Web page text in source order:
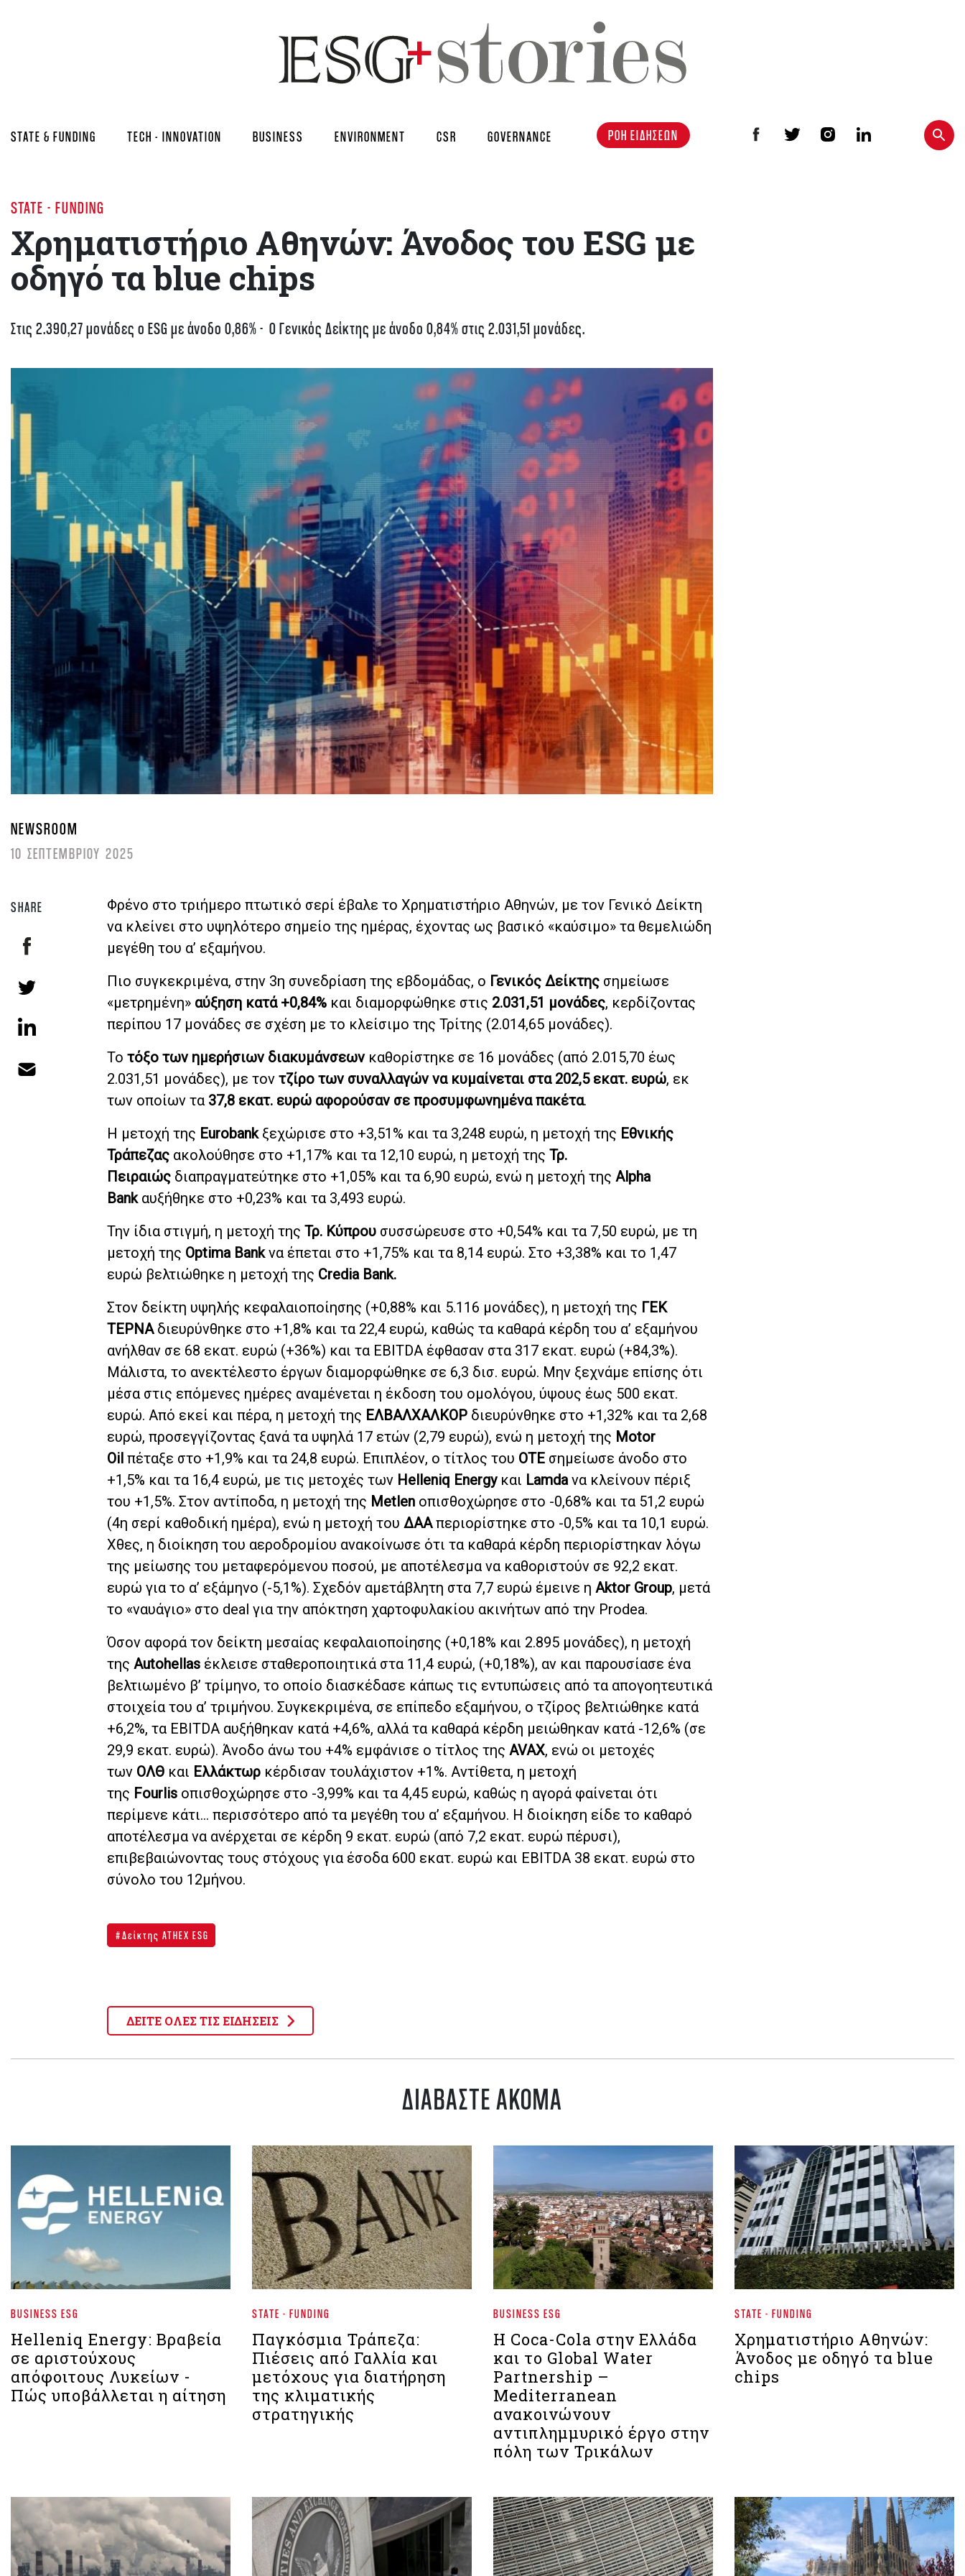
STATE & FUNDING TECH - INNOVATION BUSINESS ENVIRONMENT CSR GOVERNANCE ΡΟΗ ΕΙΔΗΣΕΩΝ
STATE - FUNDING
Χρηματιστήριο Aθηνών: Άνοδος του ESG με
οδηγό τα blue chips
Στις 2.390,27 μονάδες ο ESG με άνοδο 0,86% - Ο Γενικός Δείκτης με άνοδο 0,84% στις 2.031,51 μονάδες.
NEWSROOM
10 ΣΕΠΤΕΜΒΡΙΟΥ 2025
SHARE
Φρένο στο τριήμερο πτωτικό σερί έβαλε το Χρηματιστήριο Αθηνών, με τον Γενικό Δείκτη
να κλείνει στο υψηλότερο σημείο της ημέρας, έχοντας ως βασικό «καύσιμο» τα θεμελιώδη
μεγέθη του α’ εξαμήνου.
Πιο συγκεκριμένα, στην 3η συνεδρίαση της εβδομάδας, ο Γενικός Δείκτης σημείωσε
«μετρημένη» αύξηση κατά +0,84% και διαμορφώθηκε στις 2.031,51 μονάδες, κερδίζοντας
περίπου 17 μονάδες σε σχέση με το κλείσιμο της Τρίτης (2.014,65 μονάδες).
Το τόξο των ημερήσιων διακυμάνσεωνκαθορίστηκε σε 16 μονάδες (από 2.015,70 έως
2.031,51 μονάδες), με τον τζίρο των συναλλαγών να κυμαίνεται στα 202,5 εκατ. ευρώ, εκ
των οποίων τα 37,8 εκατ. ευρώ αφορούσαν σε προσυμφωνημένα πακέτα.
Η μετοχή της Eurobankξεχώρισε στο +3,51% και τα 3,248 ευρώ, η μετοχή της Εθνικής
Τράπεζας ακολούθησε στο +1,17% και τα 12,10 ευρώ, η μετοχή της Τρ.
Πειραιώς διαπραγματεύτηκε στο +1,05% και τα 6,90 ευρώ, ενώ η μετοχή της Alpha
Bankαυξήθηκε στο +0,23% και τα 3,493 ευρώ.
Την ίδια στιγμή, η μετοχή της Τρ. Κύπρου συσσώρευσε στο +0,54% και τα 7,50 ευρώ, με τη
μετοχή της Optima Bankνα έπεται στο +1,75% και τα 8,14 ευρώ. Στο +3,38% και το 1,47
ευρώ βελτιώθηκε η μετοχή της Credia Bank.
Στον δείκτη υψηλής κεφαλαιοποίησης (+0,88% και 5.116 μονάδες), η μετοχή της ΓΕΚ
ΤΕΡΝΑδιευρύνθηκε στο +1,8% και τα 22,4 ευρώ, καθώς τα καθαρά κέρδη του α’ εξαμήνου
ανήλθαν σε 68 εκατ. ευρώ (+36%) και τα EBITDA έφθασαν στα 317 εκατ. ευρώ (+84,3%).
Μάλιστα, το ανεκτέλεστο έργων διαμορφώθηκε σε 6,3 δισ. ευρώ. Μην ξεχνάμε επίσης ότι
μέσα στις επόμενες ημέρες αναμένεται η έκδοση του ομολόγου, ύψους έως 500 εκατ.
ευρώ. Από εκεί και πέρα, η μετοχή της ΕΛΒΑΛΧΑΛΚΟΡ διευρύνθηκε στο +1,32% και τα 2,68
ευρώ, προσεγγίζοντας ξανά τα υψηλά 17 ετών (2,79 ευρώ), ενώ η μετοχή της Motor
Oil πέταξε στο +1,9% και τα 24,8 ευρώ. Επιπλέον, ο τίτλος του ΟΤΕ σημείωσε άνοδο στο
+1,5% και τα 16,4 ευρώ, με τις μετοχές των Helleniq Energyκαι Lamda να κλείνουν πέριξ
του +1,5%. Στον αντίποδα, η μετοχή της Metlen οπισθοχώρησε στο -0,68% και τα 51,2 ευρώ
(4η σερί καθοδική ημέρα), ενώ η μετοχή του ΔΑΑπεριορίστηκε στο -0,5% και τα 10,1 ευρώ.
Χθες, η διοίκηση του αεροδρομίου ανακοίνωσε ότι τα καθαρά κέρδη περιορίστηκαν λόγω
της μείωσης του μεταφερόμενου ποσού, με αποτέλεσμα να καθοριστούν σε 92,2 εκατ.
ευρώ για το α’ εξάμηνο (-5,1%). Σχεδόν αμετάβλητη στα 7,7 ευρώ έμεινε η Aktor Group, μετά
το «ναυάγιο» στο deal για την απόκτηση χαρτοφυλακίου ακινήτων από την Prodea.
Όσον αφορά τον δείκτη μεσαίας κεφαλαιοποίησης (+0,18% και 2.895 μονάδες), η μετοχή
της Autohellas έκλεισε σταθεροποιητικά στα 11,4 ευρώ, (+0,18%), αν και παρουσίασε ένα
βελτιωμένο β’ τρίμηνο, το οποίο διασκέδασε κάπως τις εντυπώσεις από τα απογοητευτικά
στοιχεία του α’ τριμήνου. Συγκεκριμένα, σε επίπεδο εξαμήνου, ο τζίρος βελτιώθηκε κατά
+6,2%, τα EBITDA αυξήθηκαν κατά +4,6%, αλλά τα καθαρά κέρδη μειώθηκαν κατά -12,6% (σε
29,9 εκατ. ευρώ). Άνοδο άνω του +4% εμφάνισε ο τίτλος της AVAX, ενώ οι μετοχές
των ΟΛΘ και Ελλάκτωρ κέρδισαν τουλάχιστον +1%. Αντίθετα, η μετοχή
της Fourlis οπισθοχώρησε στο -3,99% και τα 4,45 ευρώ, καθώς η αγορά φαίνεται ότι
περίμενε κάτι… περισσότερο από τα μεγέθη του α’ εξαμήνου. Η διοίκηση είδε το καθαρό
αποτέλεσμα να ανέρχεται σε κέρδη 9 εκατ. ευρώ (από 7,2 εκατ. ευρώ πέρυσι),
επιβεβαιώνοντας τους στόχους για έσοδα 600 εκατ. ευρώ και EBITDA 38 εκατ. ευρώ στο
σύνολο του 12μήνου.
Δείκτης ATHEX ESG
ΔΕΙΤΕ ΟΛΕΣ ΤΙΣ ΕΙΔΗΣΕΙΣ
ΔΙΑΒΑΣΤΕ ΑΚΟΜΑ
BUSINESS ESG
Helleniq Energy: Βραβεία
σε αριστούχους
απόφοιτους Λυκείων -
Πώς υποβάλλεται η αίτηση
STATE - FUNDING
Παγκόσμια Τράπεζα:
Πιέσεις από Γαλλία και
μετόχους για διατήρηση
της κλιματικής
στρατηγικής
BUSINESS ESG
Η Coca-Cola στην Ελλάδα
και το Global Water
Partnership –
Mediterranean
ανακοινώνουν
αντιπλημμυρικό έργο στην
πόλη των Τρικάλων
STATE - FUNDING
Χρηματιστήριο Aθηνών:
Άνοδος με οδηγό τα blue
chips